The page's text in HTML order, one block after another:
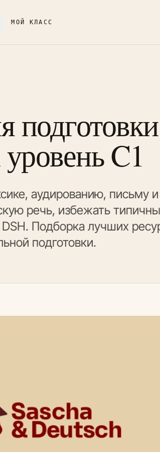
МОЙ КЛАСС
C1
аудированию, письму и
речь, избежать
Подборка лучших
подготовки.